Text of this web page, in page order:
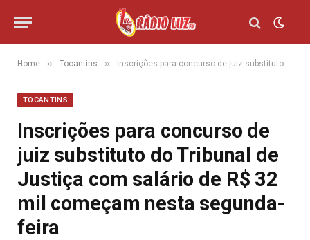
Home » Tocantins » Inscrições para concurso de juiz substituto do Tribunal de Justiça com salário de R$ 32 mil começam nesta segunda-feira
TOCANTINS
Inscrições para concurso de
juiz substituto do Tribunal de
Justiça com salário de R$ 32
mil começam nesta segunda-
feira